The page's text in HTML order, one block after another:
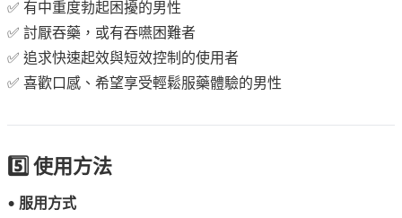
✅ 有中重度勃起困擾的男性
✅ 討厭吞藥，或有吞嚥困難者
✅ 追求快速起效與短效控制的使用者
✅ 喜歡口感、希望享受輕鬆服藥體驗的男性
5️⃣ 使用方法
• 服用方式